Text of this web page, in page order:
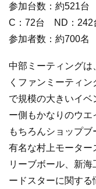
参加台数：約521
C：72台 ND：242
参加者数：約700名
中部ミーティング
くファンミーティ
で規模の大きいイベ
ー側もかなりのウエ
もちろんショップ
有名な村上モーター
リーブボール、新
ードスターに関す